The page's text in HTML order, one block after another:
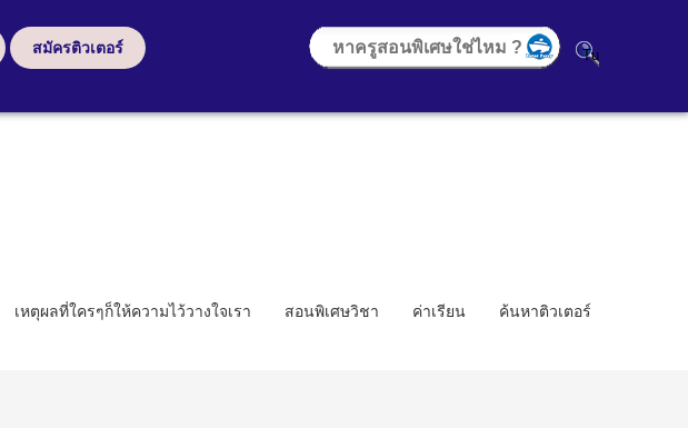
สมัครติวเตอร์
เหตุผลที่ใครๆก็ให้ความไว้วางใจเรา สอนพิเศษวิชา ค่าเรียน ค้นหาติวเตอร์